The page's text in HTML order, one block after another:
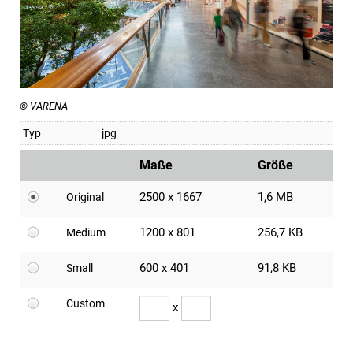
© VARENA
Typ jpg
Maße Größe
Original 2500 x 1667 1,6 MB
Medium 1200 x 801 256,7 KB
Small 600 x 401 91,8 KB
Custom x